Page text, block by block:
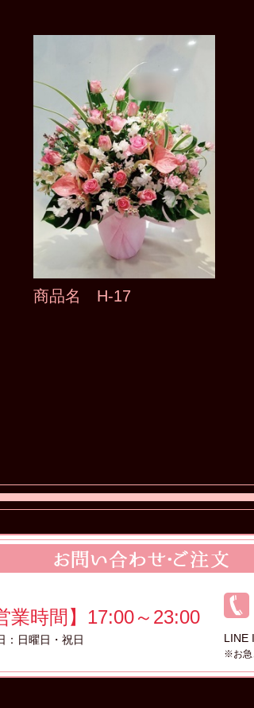
商品名 H-17
業時間】17:00～23:00
：日曜日・祝日 LINE
※お急